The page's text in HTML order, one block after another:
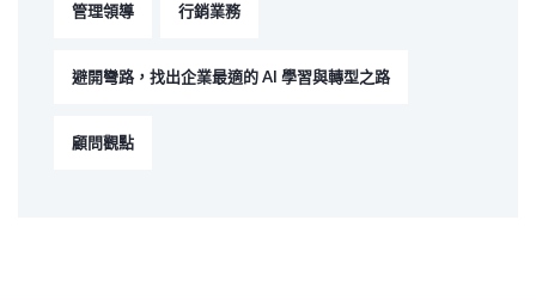
管理領導 行銷業務
避開彎路，找出企業最適的 AI 學習與轉型之路
顧問觀點